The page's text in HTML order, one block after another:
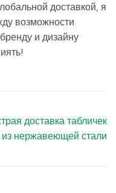
доставкой, я
возможности
и дизайну
доставка табличек
из нержавеющей стали